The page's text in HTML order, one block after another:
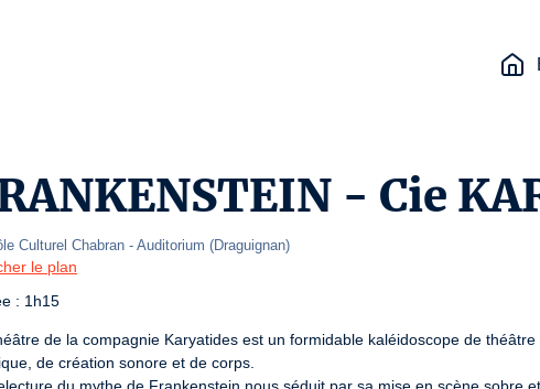
- Cie
Culturel Chabran - Auditorium (Draguignan)
le plan
: 1h15
de la compagnie Karyatides est un formidable kaléidoscope de
de création sonore et de corps.